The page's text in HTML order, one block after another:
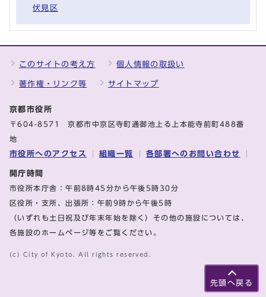
伏見区
先頭へ戻る
このサイトの考え方 個人情報の取扱い
著作権・リンク等 サイトマップ
京都市役所
〒604-8571 京都市中京区寺町通御池上る上本能寺前町488番
地
市役所へのアクセス 組織一覧 各部署へのお問い合わせ
開庁時間
市役所本庁舎：午前8時45分から午後5時30分
区役所・支所、出張所：午前9時から午後5時
（いずれも土日祝及び年末年始を除く）その他の施設については、
各施設のホームページ等をご覧ください。
(c) City of Kyoto. All rights reserved.